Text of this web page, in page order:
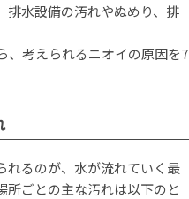
排水設備の汚れやぬめり、排
、考えられるニオイの原因を7
れるのが、水が流れていく最
所ごとの主な汚れは以下のと